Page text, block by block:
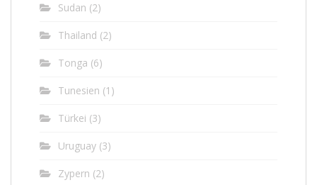
Sudan (2)
Thailand (2)
Tonga (6)
Tunesien (1)
Türkei (3)
Uruguay (3)
Zypern (2)